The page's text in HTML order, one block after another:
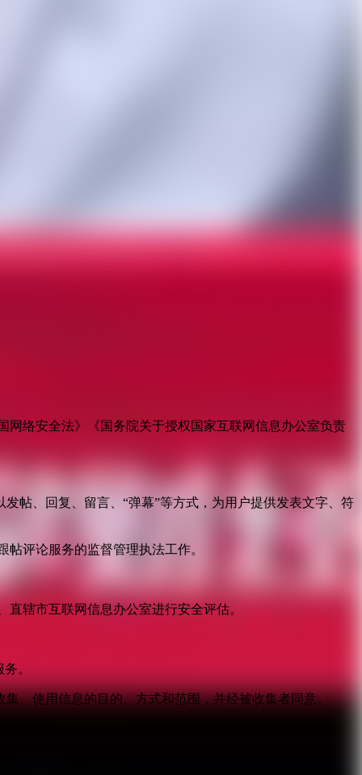
络安全法》《国务院关于授权国家互联网信息办公室负责
帖、回复、留言、“弹幕”等方式，为用户提供发表文字、符
评论服务的监督管理执法工作。
辖市互联网信息办公室进行安全评估。
。
、使用信息的目的、方式和范围，并经被收集者同意。